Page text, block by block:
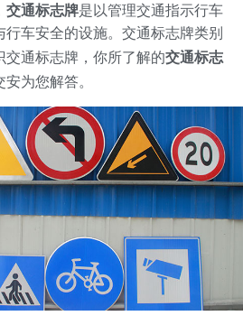
交通标志牌是以管理交通指示行车
车安全的设施。 交通标志牌类别
通标志牌，你所了解的交通标志
为您解答。